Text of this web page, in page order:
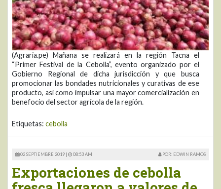
(Agraria.pe) Mañana se realizará en la región Tacna el
“Primer Festival de la Cebolla”, evento organizado por el
Gobierno Regional de dicha jurisdicción y que busca
promocionar las bondades nutricionales y curativas de ese
producto, así como impulsar una mayor comercialización en
benefocio del sector agrícola de la región.
Etiquetas: cebolla
02 SEPTIEMBRE 2019 | 08:53 AM POR: EDWIN RAMOS
Exportaciones de cebolla